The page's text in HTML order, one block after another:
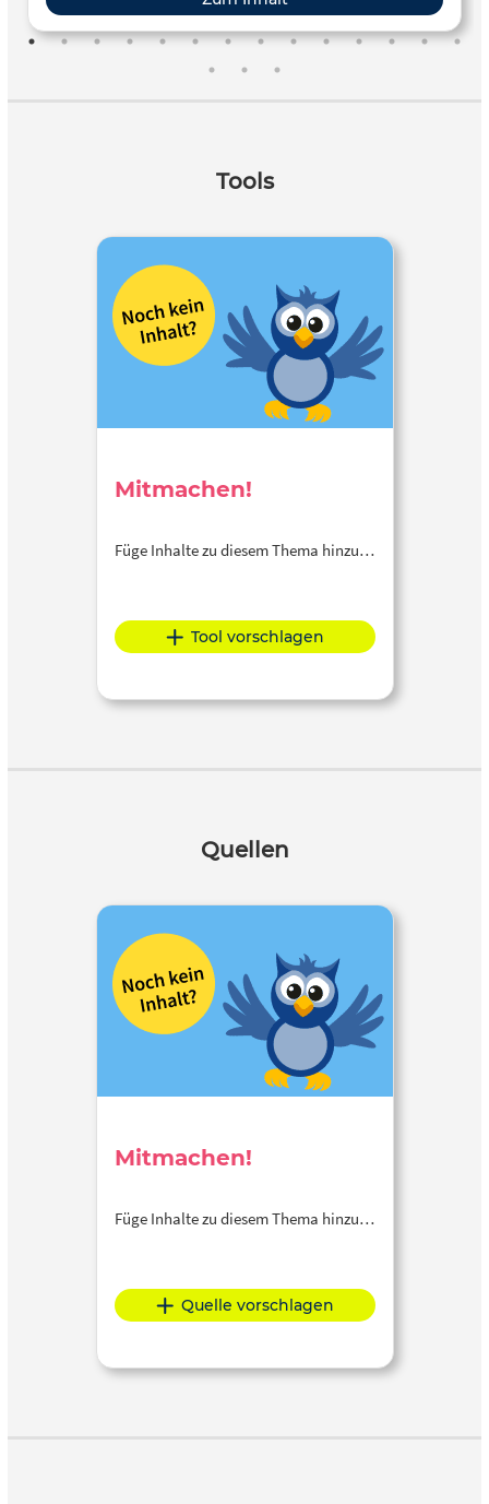
Tools
Mitmachen!
Füge Inhalte zu diesem Thema hinzu…
Tool vorschlagen
Quellen
Mitmachen!
Füge Inhalte zu diesem Thema hinzu…
Quelle vorschlagen